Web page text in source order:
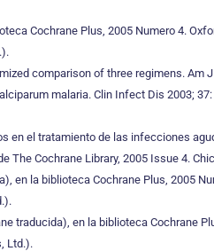
Cochrane Plus, 2005 Numero 4.
comparison of three regimens. Am
malaria. Clin Infect Dis 2003;
en el tratamiento de las infecciones
The Cochrane Library, 2005 Issue 4.
en la biblioteca Cochrane Plus, 2005
traducida), en la biblioteca Cochrane
Ltd.).